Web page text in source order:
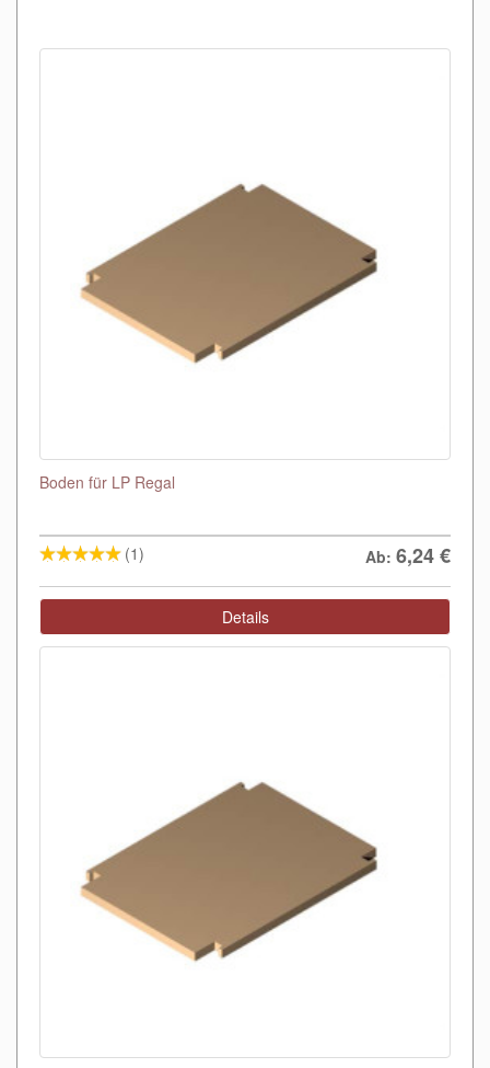
Boden für LP Regal
(1) Ab: 6,24€
Details